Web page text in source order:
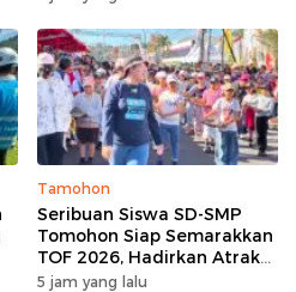
Tamohon
Seribuan Siswa SD-SMP
Tomohon Siap Semarakkan
TOF 2026, Hadirkan Atraksi
Kolosal dan Harmoni Seni
5 jam yang lalu